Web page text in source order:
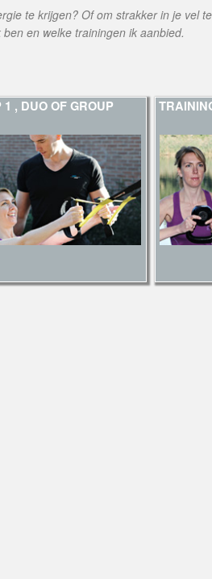
te krijgen? Of om strakker in je vel
en welke trainingen ik aanbied.
1 , DUO OF GROUP